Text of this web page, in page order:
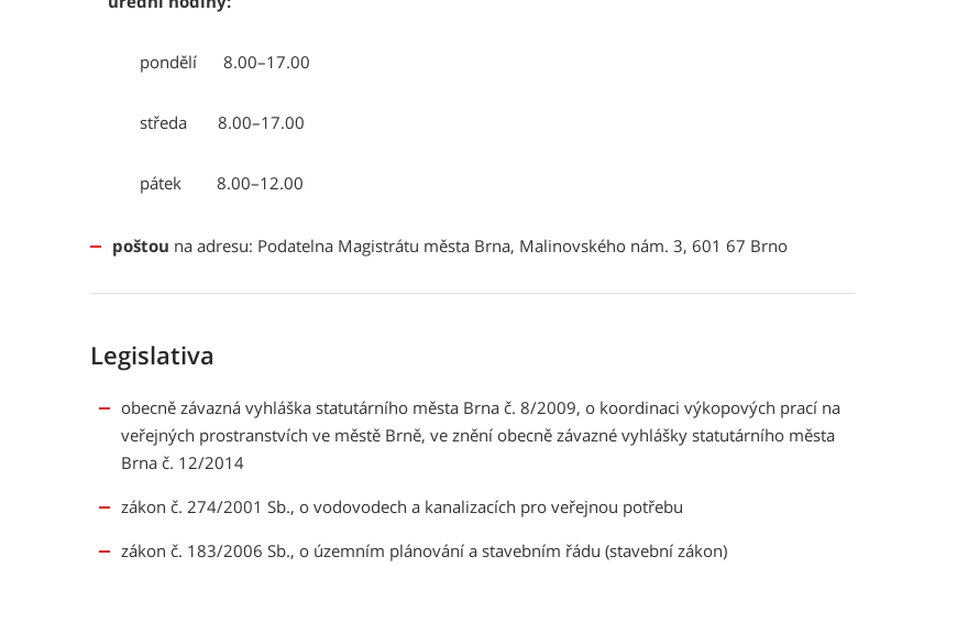
pondělí 8.00–17.00
středa 8.00–17.00
pátek 8.00–12.00
poštou na adresu: Podatelna Magistrátu města Brna, Malinovského nám. 3, 601 67 Brno
Legislativa
obecně závazná vyhláška statutárního města Brna č. 8/2009, o koordinaci výkopových prací na
veřejných prostranstvích ve městě Brně, ve znění obecně závazné vyhlášky statutárního města
Brna č. 12/2014
zákon č. 274/2001 Sb., o vodovodech a kanalizacích pro veřejnou potřebu
zákon č. 183/2006 Sb., o územním plánování a stavebním řádu (stavební zákon)